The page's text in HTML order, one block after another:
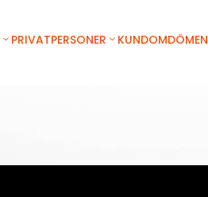
PRIVATPERSONER KUNDOMDÖMEN